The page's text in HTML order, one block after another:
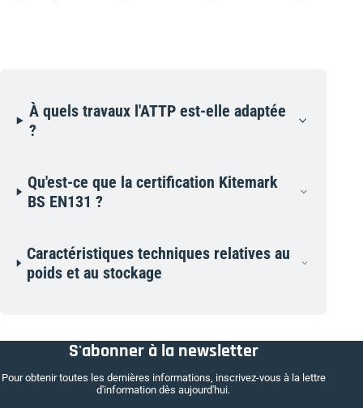
À quels travaux l'ATTP est-elle adaptée
?
Qu'est-ce que la certification Kitemark
BS EN131 ?
Caractéristiques techniques relatives au
poids et au stockage
S'abonner à la newsletter
Pour obtenir toutes les dernières informations, inscrivez-vous à la lettre
d'information dès aujourd'hui.